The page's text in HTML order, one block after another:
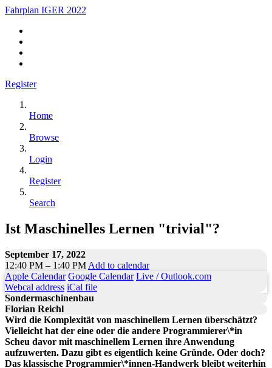
Fahrplan IGER 2022
Register
Home
Browse
Login
Register
Search
Ist Maschinelles Lernen "trivial"?
September 17, 2022
12:40 PM – 1:40 PM Add to calendar
Apple Calendar Google Calendar Live / Outlook.com
Webcal address iCal file
Sondermaschinenbau
Florian Reichl
Wird die Komplexität von maschinellem Lernen überschätzt?
Vielleicht hat der eine oder die andere Programmierer\*in
Scheu davor mit maschinellem Lernen ihre Anwendung
aufzuwerten. Dazu gibt es eigentlich keine Gründe. Oder doch?
Das klassische Programmier\*innen-Handwerk bleibt weiterhin